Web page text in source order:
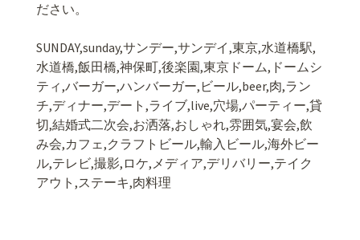
ださい。
SUNDAY,sunday,サンデー,サンデイ,東京,水道橋駅,
水道橋,飯田橋,神保町,後楽園,東京ドーム, ドームシ
ティ,バーガー,ハンバーガー, ビール,beer,肉,ラン
チ,ディナー,デート ,ライブ,live,穴場,パーティー,貸
切,結婚式二次会,お洒落,おしゃれ,雰囲気,宴会,飲
み会,カフェ,クラフトビール,輸入ビール,海外ビー
ル,テレビ,撮影, ロケ,メディア,デリバリー,テイク
アウト ,ステーキ,肉料理